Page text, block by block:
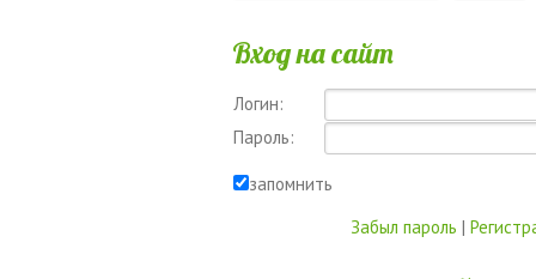
Вход на сайт
Логин:
Пароль:
запомнить
Забыл пароль |